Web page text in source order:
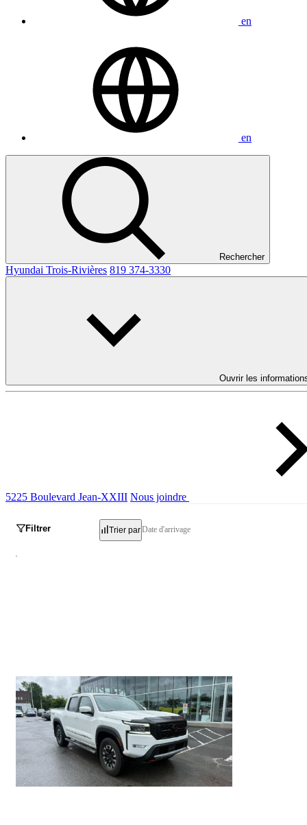
en
en
Rechercher
Hyundai Trois-Rivières 819 374-3330
Ouvrir les
5225 Boulevard Jean-XXIII Nous joindre
Filtrer Trier parDate d'arrivage
Nissan Frontier
PRO-4X 2023
14 148 km
46 995 $
Stock BR6233 / NIV 658859